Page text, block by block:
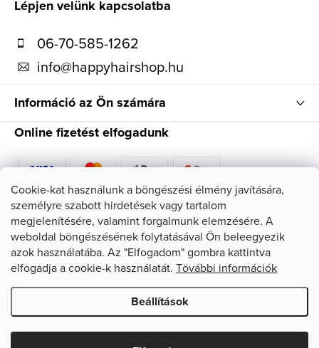
Cookie-kat használunk a böngészési élmény javítására,
személyre szabott hirdetések vagy tartalom
megjelenítésére, valamint forgalmunk elemzésére. A
weboldal böngészésének folytatásával Ön beleegyezik
azok használatába. Az "Elfogadom" gombra kattintva
elfogadja a cookie-k használatát. Tövábbi információk
Beállítások
Lépjen velünk kapcsolatba
06-70-585-1262
info@happyhairshop.hu
Információ az Ön számára
Online fizetést elfogadunk
Kövessen minket
Copyright 2026HappyHairShop. Minden jog fenntartva.Süti
beállítások szerkesztése